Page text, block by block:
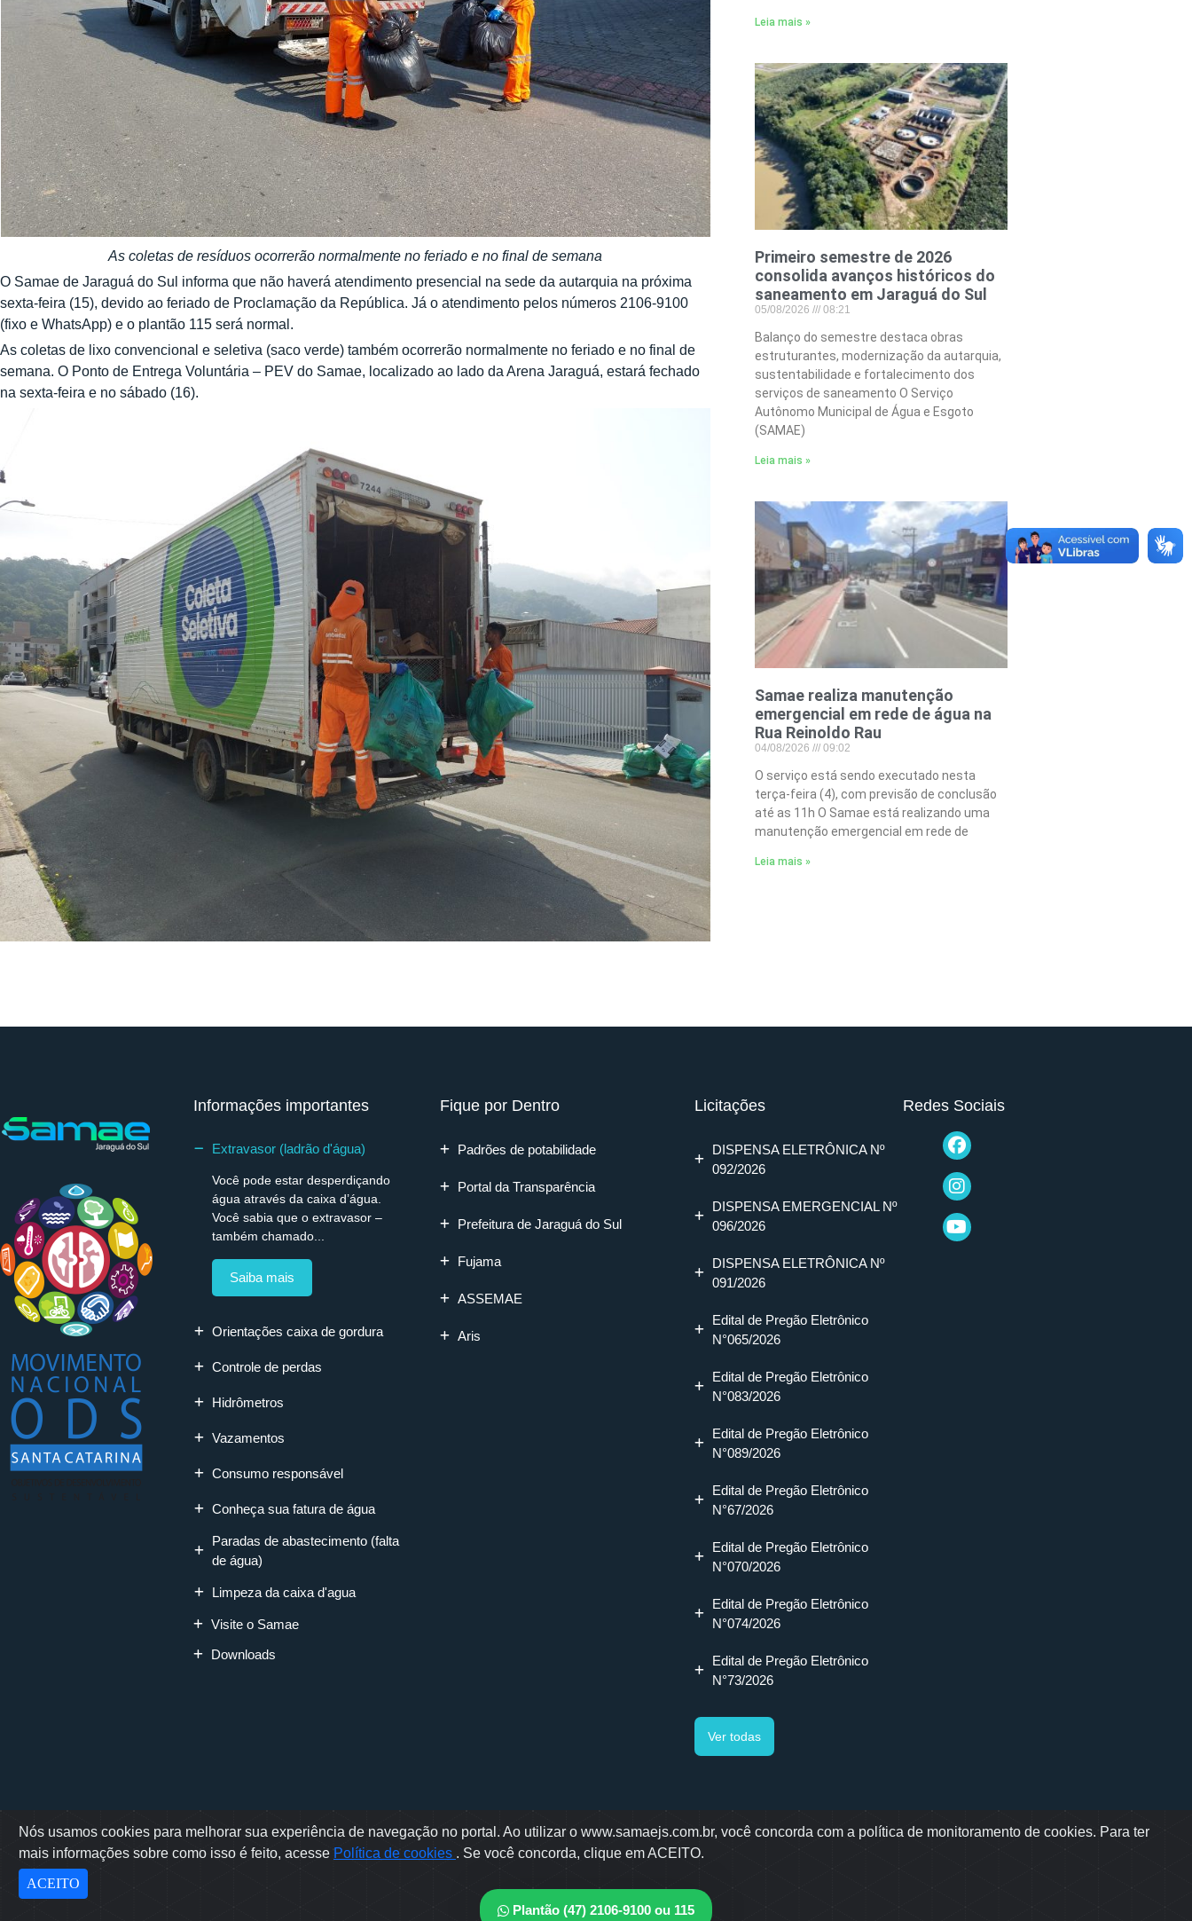
Nós usamos cookies para melhorar sua experiência de navegação no portal. Ao utilizar o www.samaejs.com.br, você concorda com a política de monitoramento de cookies. Para ter
mais informações sobre como isso é feito, acesse Política de cookies . Se você concorda, clique em ACEITO.
ACEITO
As coletas de resíduos ocorrerão normalmente no feriado e no final de semana
O Samae de Jaraguá do Sul informa que não haverá atendimento presencial na sede da autarquia na próxima
sexta-feira (15), devido ao feriado de Proclamação da República. Já o atendimento pelos números 2106-9100
(fixo e WhatsApp) e o plantão 115 será normal.
As coletas de lixo convencional e seletiva (saco verde) também ocorrerão normalmente no feriado e no final de
semana. O Ponto de Entrega Voluntária – PEV do Samae, localizado ao lado da Arena Jaraguá, estará fechado
na sexta-feira e no sábado (16).
Leia mais »
Primeiro semestre de 2026
consolida avanços históricos do
saneamento em Jaraguá do Sul
05/08/2026 08:21
Balanço do semestre destaca obras
estruturantes, modernização da autarquia,
sustentabilidade e fortalecimento dos
serviços de saneamento O Serviço
Autônomo Municipal de Água e Esgoto
(SAMAE)
Leia mais »
Samae realiza manutenção
emergencial em rede de água na
Rua Reinoldo Rau
04/08/2026 09:02
O serviço está sendo executado nesta
terça-feira (4), com previsão de conclusão
até as 11h O Samae está realizando uma
manutenção emergencial em rede de
Leia mais »
Informações importantes
Extravasor (ladrão d'água)
Você pode estar desperdiçando
água através da caixa d’água.
Você sabia que o extravasor –
também chamado...
Saiba mais
Orientações caixa de gordura
Controle de perdas
Hidrômetros
Vazamentos
Consumo responsável
Conheça sua fatura de água
Paradas de abastecimento (falta
de água)
Limpeza da caixa d'agua
Visite o Samae
Downloads
Fique por Dentro
Padrões de potabilidade
Portal da Transparência
Prefeitura de Jaraguá do Sul
Fujama
ASSEMAE
Aris
Licitações
DISPENSA ELETRÔNICA Nº
092/2026
DISPENSA EMERGENCIAL Nº
096/2026
DISPENSA ELETRÔNICA Nº
091/2026
Edital de Pregão Eletrônico
N°065/2026
Edital de Pregão Eletrônico
N°083/2026
Edital de Pregão Eletrônico
N°089/2026
Edital de Pregão Eletrônico
N°67/2026
Edital de Pregão Eletrônico
N°070/2026
Edital de Pregão Eletrônico
N°074/2026
Edital de Pregão Eletrônico
N°73/2026
Ver todas
Redes Sociais
Rua Erwino Menegotti, 478 - Bairro Água Verde - Jaraguá do Sul - SC
Samae © 2022 - Todos os direitos reservados
Plantão (47) 2106-9100 ou 115